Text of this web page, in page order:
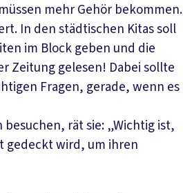
mehr Gehör bekommen.
In den städtischen Kitas soll
im Block geben und die
Zeitung gelesen! Dabei sollte
Fragen, gerade, wenn es
rät sie: „Wichtig ist,
gedeckt wird, um ihren